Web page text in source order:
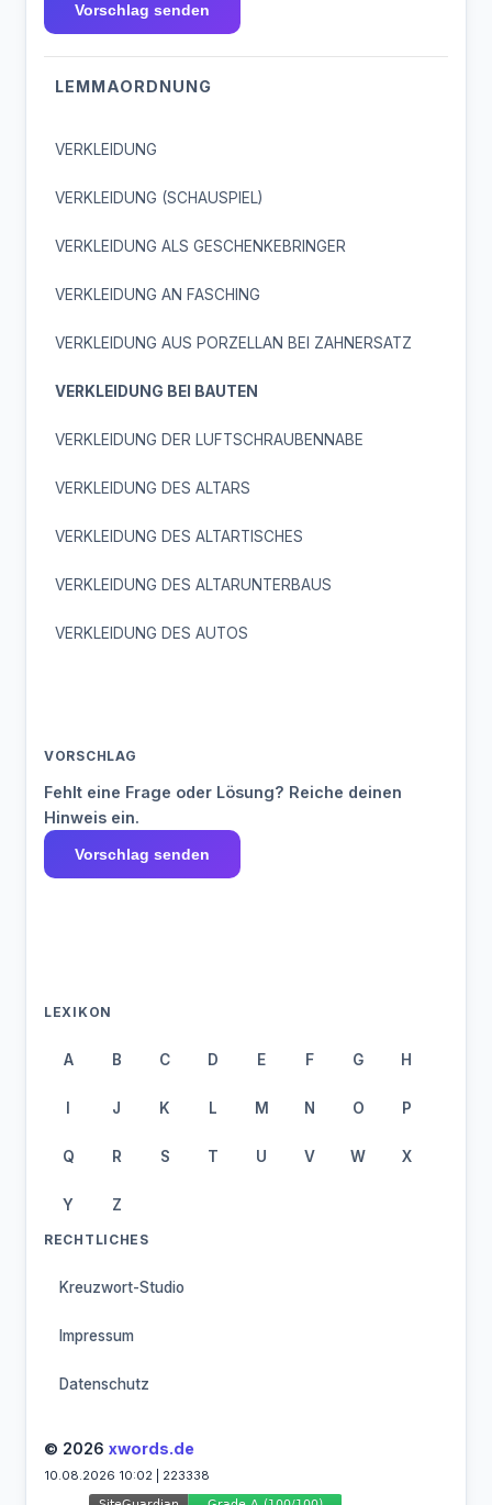
Vorschlag senden
LEMMAORDNUNG
VERKLEIDUNG
VERKLEIDUNG (SCHAUSPIEL)
VERKLEIDUNG ALS GESCHENKEBRINGER
VERKLEIDUNG AN FASCHING
VERKLEIDUNG AUS PORZELLAN BEI ZAHNERSATZ
VERKLEIDUNG BEI BAUTEN
VERKLEIDUNG DER LUFTSCHRAUBENNABE
VERKLEIDUNG DES ALTARS
VERKLEIDUNG DES ALTARTISCHES
VERKLEIDUNG DES ALTARUNTERBAUS
VERKLEIDUNG DES AUTOS
VORSCHLAG
Fehlt eine Frage oder Lösung? Reiche deinen
Hinweis ein.
Vorschlag senden
LEXIKON
A B C D E F G H
I J K L M N O P
Q R S T U V W X
Y Z
RECHTLICHES
Kreuzwort-Studio
Impressum
Datenschutz
© 2026 xwords.de
10.08.2026 10:02 | 223338